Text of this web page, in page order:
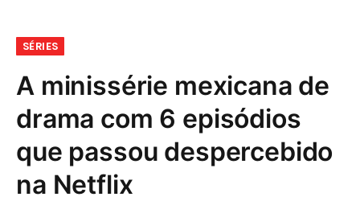
SÉRIES
A minissérie mexicana de
drama com 6 episódios
que passou despercebido
na Netflix